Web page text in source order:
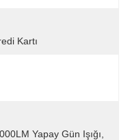
Kartı
Yapay Gün Işığı